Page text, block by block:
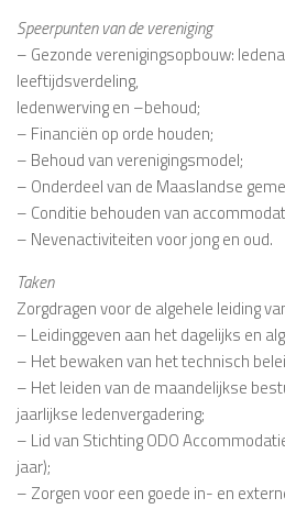
Speerpunten van de vereniging
– Gezonde verenigingsopbouw:
leeftijdsverdeling,
ledenwerving en –behoud;
– Financiën op orde houden;
– Behoud van verenigingsmodel;
– Onderdeel van de Maaslandse
– Conditie behouden van
– Nevenactiviteiten voor jong en oud.
Taken
Zorgdragen voor de algehele leiding
– Leidinggeven aan het dagelijks en
– Het bewaken van het technisch
– Het leiden van de maandelijkse
jaarlijkse ledenvergadering;
– Lid van Stichting ODO
jaar);
– Zorgen voor een goede in- en